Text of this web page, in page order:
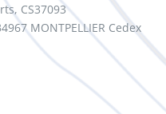
CS37093
MONTPELLIER Cedex